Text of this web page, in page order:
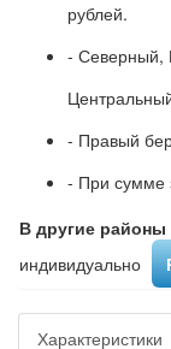
рублей.
- Северный,
- Правый
- При сумме
В другие
индивидуально ​
Характеристики